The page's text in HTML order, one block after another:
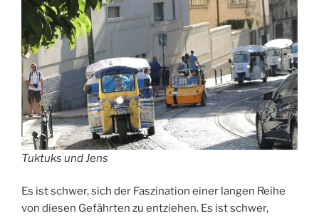
Tuktuks und Jens
Es ist schwer, sich der Faszination einer langen Reihe
von diesen Gefährten zu entziehen. Es ist schwer,